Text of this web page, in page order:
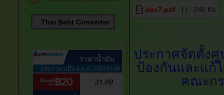
doc7.pdf [ ] 240 Kb
ประกาศจัดตั้งศู
ป้องกันและแก้
คณะก
Thai Baht Converter